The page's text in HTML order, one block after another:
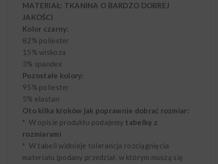
MATERIAŁ: TKANINA O BARDZO DOBREJ
JAKOŚCI
Kolor czarny:
82% poliester
15% wiskoza
3% spandex
Pozostałe kolory:
95% poliester
5% elastan
Oto kilka kroków jak poprawnie dobrać rozmiar:
* W opisie produktu podajemy tabelkę z
rozmiarami
* W tabeli widnieje tolerancja rozciągnięcia
materiału (podany przedział, w którym muszą się